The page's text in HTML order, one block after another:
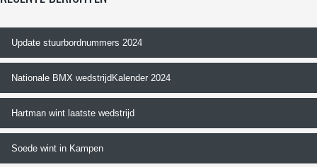
Update stuurbordnummers 2024
Nationale BMX wedstrijdKalender 2024
Hartman wint laatste wedstrijd
Soede wint in Kampen